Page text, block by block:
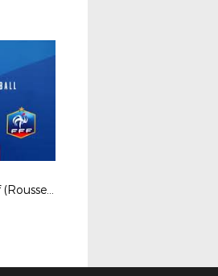
A la rencontre de Yassine Khelif (Rousset SVO)